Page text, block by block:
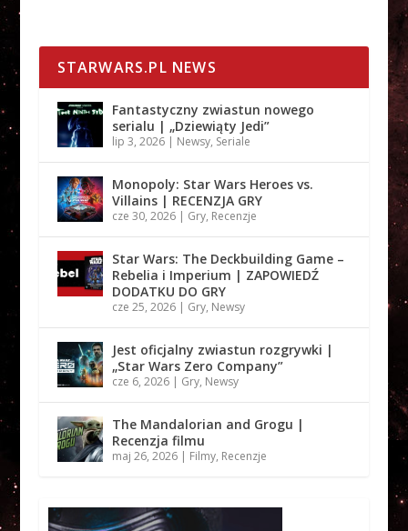
STARWARS.PL NEWS
Fantastyczny zwiastun nowego
serialu | „Dziewiąty Jedi”
lip 3, 2026| Newsy, Seriale
Monopoly: Star Wars Heroes vs.
Villains | RECENZJA GRY
cze 30, 2026| Gry, Recenzje
Star Wars: The Deckbuilding Game –
Rebelia i Imperium | ZAPOWIEDŹ
DODATKU DO GRY
cze 25, 2026| Gry, Newsy
Jest oficjalny zwiastun rozgrywki |
„Star Wars Zero Company”
cze 6, 2026| Gry, Newsy
The Mandalorian and Grogu |
Recenzja filmu
maj 26, 2026| Filmy, Recenzje